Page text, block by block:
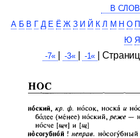
В
А Б В Г Д Е Ё Ж З И Й К Л М Н О П
Ю Я
-7« | -3« | -1« |